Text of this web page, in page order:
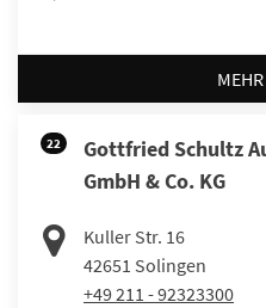
22
Gottfried Schultz
GmbH & Co. KG
Kuller Str. 16
42651 Solingen
+49 211 - 92323300